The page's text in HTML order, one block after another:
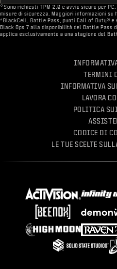
◇ Sono richiesti TPM 2.0 e avvio sicuro per
misure di sicurezza. Maggiori informazioni
*BlackCell, Battle Pass, punti Call of Duty®
Black Ops 7 alla disponibilità del Battle
applica esclusivamente a una stagione del
TERMINI
INFORMATIVA
LAVORA
POLITICA
CODICE DI
LE TUE SCELTE